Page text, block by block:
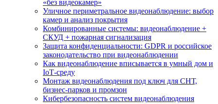
«без видеокамер»
Уличное периметральное видеонаблюдение: выбор
камер и анализ покрытия
Комбинированные системы: видеонаблюдение +
СКУД + пожарная сигнализация
Защита конфиденциальности: GDPR и российское
законодательство при видеонаблюдении
Как видеонаблюдение вписывается в умный дом и
IoT‑среду
Монтаж видеонаблюдения под ключ для СНТ,
бизнес‑парков и промзон
Кибербезопасность систем видеонаблюдения